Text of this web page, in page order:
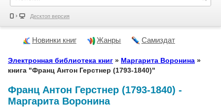
Десктоп версия
Новинки книг Жанры Самиздат
Электронная библиотека книг » Маргарита Воронина »
книга "Франц Антон Герстнер (1793-1840)"
Франц Антон Герстнер (1793-1840) -
Маргарита Воронина